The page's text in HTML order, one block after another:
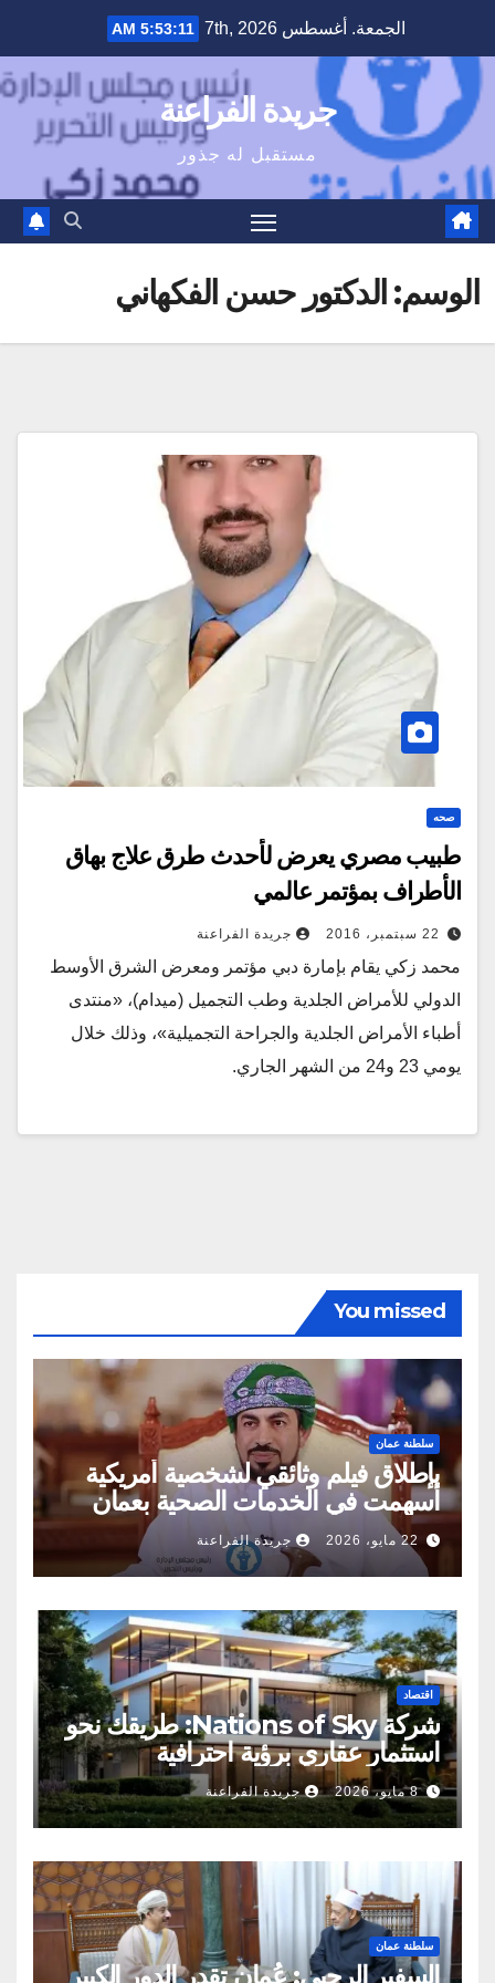
content
الجمعة. أغسطس 7th, 2026 5:53:12 AM
جريدة الفراعنة
مستقبل له جذور
الوسم: الدكتور حسن الفكهاني
صحه
طبيب مصري يعرض لأحدث طرق علاج بهاق
الأطراف بمؤتمر عالمي
22 سبتمبر، 2016 جريدة الفراعنة
محمد زكي يقام بإمارة دبي مؤتمر ومعرض الشرق الأوسط
الدولي للأمراض الجلدية وطب التجميل (ميدام)، «منتدى
أطباء الأمراض الجلدية والجراحة التجميلية»، وذلك خلال
يومي 23 و24 من الشهر الجاري.
You missed
سلطنة عمان
بإطلاق فيلم وثائقي لشخصية أمريكية
أسهمت في الخدمات الصحية بعمان
22 مايو، 2026 جريدة الفراعنة
اقتصاد
شركة Nations of Sky: طريقك نحو
استثمار عقاري برؤية احترافية
8 مايو، 2026 جريدة الفراعنة
سلطنة عمان
السفير الرحبي: عُمان تقدر الدور الكبير